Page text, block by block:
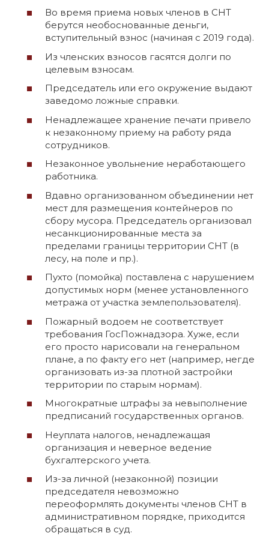
Во время приема новых членов в СНТ
берутся необоснованные деньги,
вступительный взнос (начиная с 2019 года).
Из членских взносов гасятся долги по
целевым взносам.
Председатель или его окружение выдают
заведомо ложные справки.
Ненадлежащее хранение печати привело
к незаконному приему на работу ряда
сотрудников.
Незаконное увольнение неработающего
работника.
Вдавно организованном объединении нет
мест для размещения контейнеров по
сбору мусора. Председатель организовал
несанкционированные места за
пределами границы территории СНТ (в
лесу, на поле и пр.).
Пухто (помойка) поставлена с нарушением
допустимых норм (менее установленного
метража от участка землепользователя).
Пожарный водоем не соответствует
требования ГосПожнадзора. Хуже, если
его просто нарисовали на генеральном
плане, а по факту его нет (например, негде
организовать из-за плотной застройки
территории по старым нормам).
Многократные штрафы за невыполнение
предписаний государственных органов.
Неуплата налогов, ненадлежащая
организация и неверное ведение
бухгалтерского учета.
Из-за личной (незаконной) позиции
председателя невозможно
переоформлять документы членов СНТ в
административном порядке, приходится
обращаться в суд.